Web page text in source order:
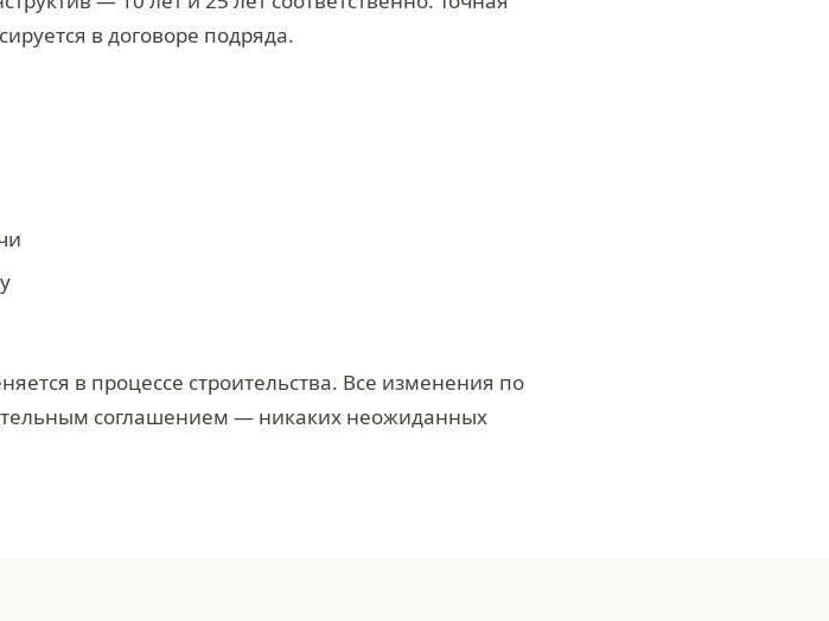
в договоре подряда.
в процессе строительства. Все изменения по
соглашением — никаких неожиданных